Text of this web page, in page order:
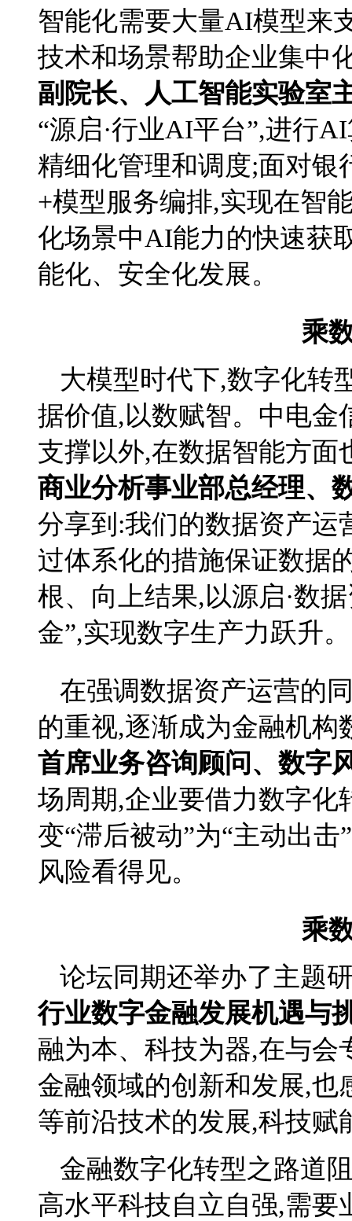
智能化需要大量AI模型来
技术和场景帮助企业集中
副院长、人工智能实验室
“源启·行业AI平台”,进行
精细化管理和调度;面对银
+模型服务编排,实现在智
化场景中AI能力的快速获
能化、安全化发展。
乘
大模型时代下,数字化转
据价值,以数赋智。中电金
支撑以外,在数据智能方面
商业分析事业部总经理、
分享到:我们的数据资产运
过体系化的措施保证数据
根、向上结果,以源启·数
金”,实现数字生产力跃升。
在强调数据资产运营的
的重视,逐渐成为金融机构
首席业务咨询顾问、数字
场周期,企业要借力数字化
变“滞后被动”为“主动出
风险看得见。
乘
论坛同期还举办了主题
行业数字金融发展机遇与
融为本、科技为器,在与会
金融领域的创新和发展,
等前沿技术的发展,科技赋
金融数字化转型之路道
高水平科技自立自强,需要